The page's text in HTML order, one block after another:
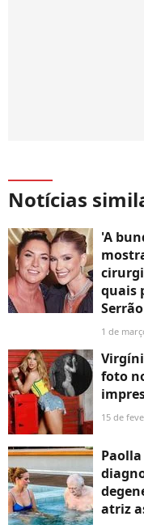
Notícias
'A
quais
1 de
foto
15 de
atriz